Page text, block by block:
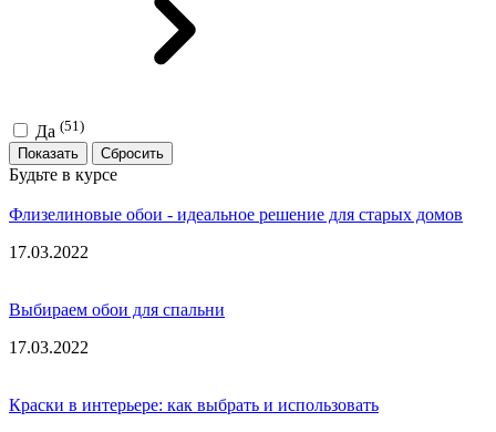
Да (51)
Показать
Будьте в курсе
Флизелиновые обои - идеальное решение для старых домов
17.03.2022
Выбираем обои для спальни
17.03.2022
Краски в интерьере: как выбрать и использовать